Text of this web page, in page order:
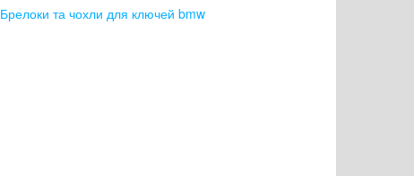
Брелоки та чохли для ключей bmw